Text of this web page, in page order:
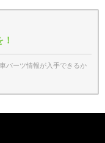
パーツ情報が入手できるか